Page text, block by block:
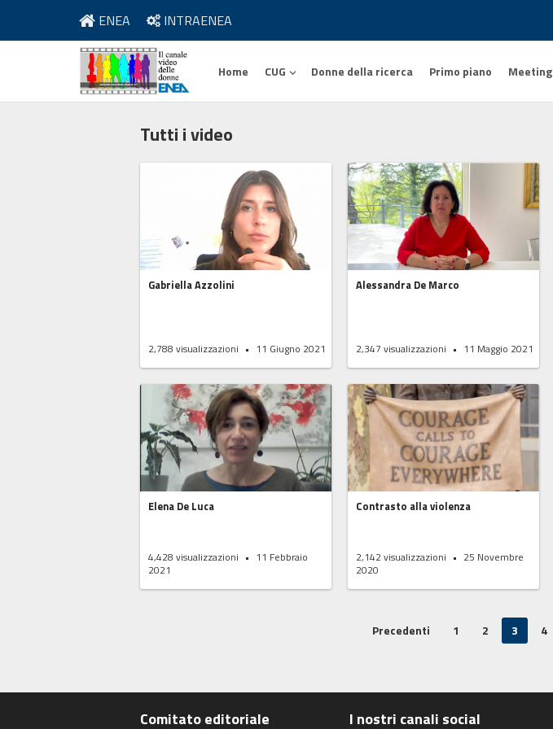
ENEA INTRAENEA
Home CUG Donne della ricerca Primo piano Meeting
Tutti i video
Gabriella Azzolini
2,788 visualizzazioni 11 Giugno 2021
Alessandra De Marco
2,347 visualizzazioni 11 Maggio 2021
Elena De Luca
4,428 visualizzazioni
11 Febbraio
2021
Contrasto alla violenza
2,142visualizzazioni
25 Novembre
2020
Precedenti 1 2 3 4
Comitato editoriale I nostri canali social